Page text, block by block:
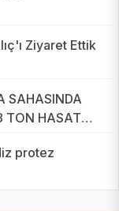
Ziyaret Ettik
SAHASINDA
TON HASAT
protez